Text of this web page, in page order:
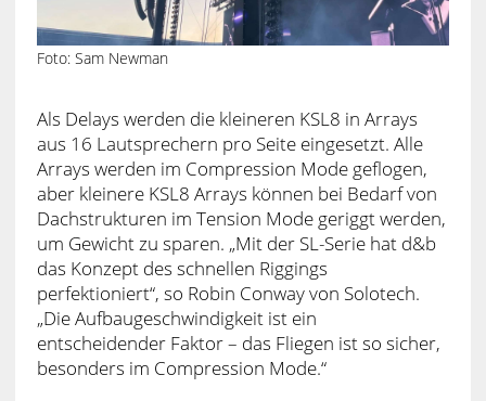
Foto: Sam Newman
Als Delays werden die kleineren KSL8 in Arrays
aus 16 Lautsprechern pro Seite eingesetzt. Alle
Arrays werden im Compression Mode geflogen,
aber kleinere KSL8 Arrays können bei Bedarf von
Dachstrukturen im Tension Mode geriggt werden,
um Gewicht zu sparen. „Mit der SL-Serie hat d&b
das Konzept des schnellen Riggings
perfektioniert“, so Robin Conway von Solotech.
„Die Aufbaugeschwindigkeit ist ein
entscheidender Faktor – das Fliegen ist so sicher,
besonders im Compression Mode.“